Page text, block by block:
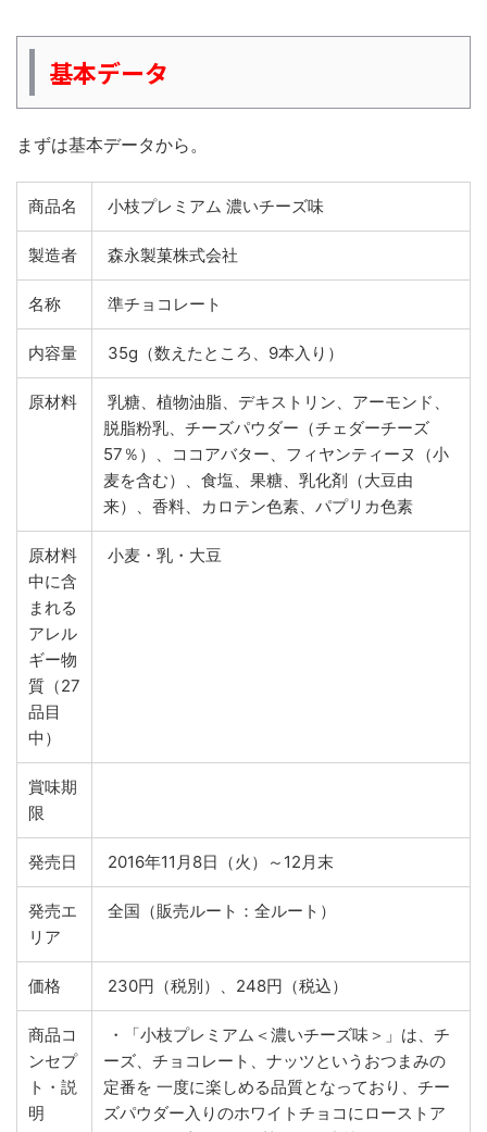
基本データ
まずは基本データから。
商品名 小枝プレミアム 濃いチーズ味
製造者 森永製菓株式会社
名称 準チョコレート
内容量 35g（数えたところ、9本入り）
原材料
乳糖、植物油脂、デキストリン、アーモンド、
脱脂粉乳、チーズパウダー（チェダーチーズ
57％）、ココアバター、フィヤンティーヌ（小
麦を含む）、食塩、果糖、乳化剤（大豆由
来）、香料、カロテン色素、パプリカ色素
原材料
中に含
まれる
アレル
ギー物
質（27
品目
中）
小麦・乳・大豆
賞味期
限
発売日 2016年11月8日（火）～12月末
発売エ
リア
全国（販売ルート：全ルート）
価格 230円（税別）、248円（税込）
商品コ
ンセプ
ト・説
明
・「小枝プレミアム＜濃いチーズ味＞」は、チ
ーズ、チョコレート、ナッツというおつまみの
定番を 一度に楽しめる品質となっており、チー
ズパウダー入りのホワイトチョコにローストア